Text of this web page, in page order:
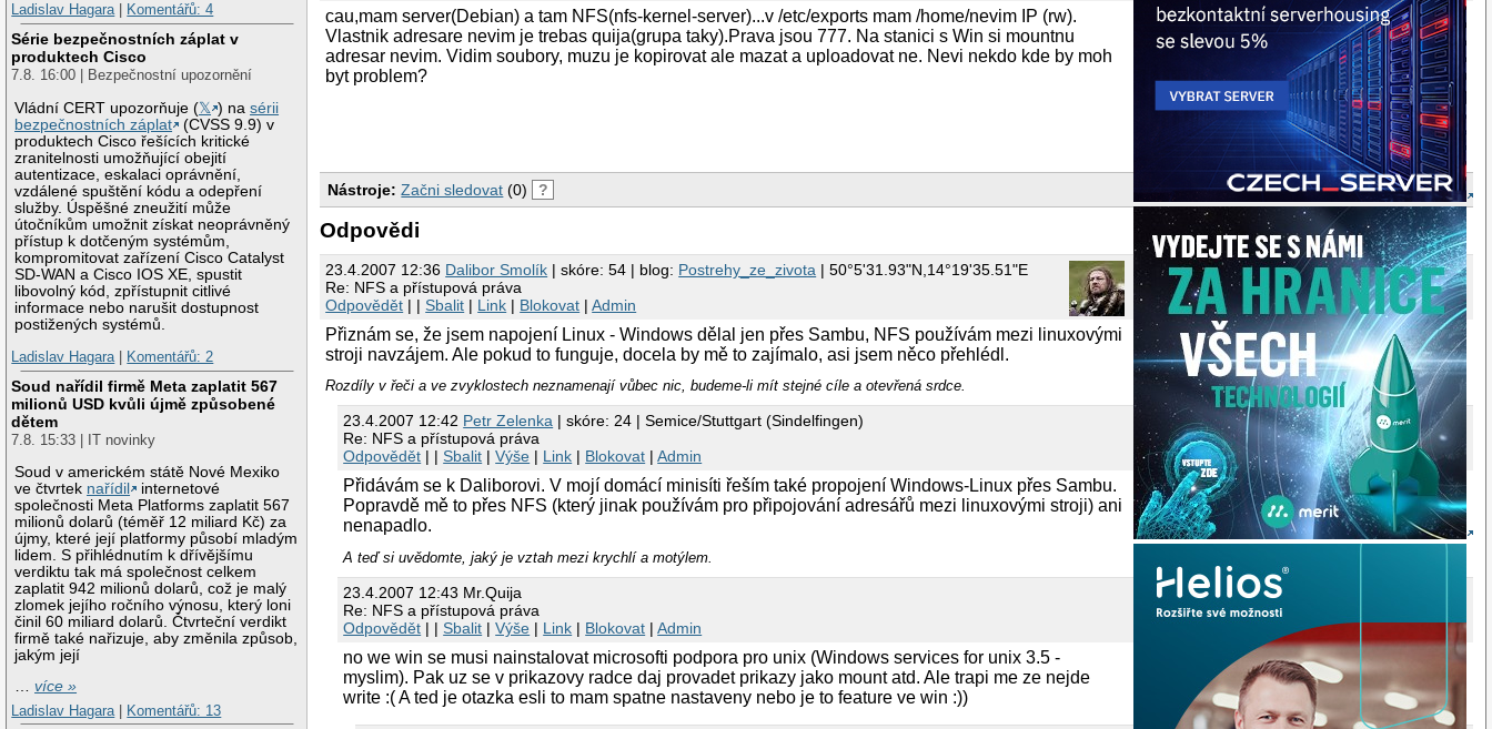
Ladislav Hagara| Komentářů: 4
Série bezpečnostních záplat v
produktech Cisco
7.8. 16:00 | Bezpečnostní upozornění
Vládní CERT upozorňuje (𝕏 ) nasérii
bezpečnostních záplat
(CVSS 9.9) v
produktech Cisco řešících kritické
zranitelnosti umožňující obejití
autentizace, eskalaci oprávnění,
vzdálené spuštění kódu a odepření
služby. Úspěšné zneužití může
útočníkům umožnit získat neoprávněný
přístup k dotčeným systémům,
kompromitovat zařízení Cisco Catalyst
SD-WAN a Cisco IOS XE, spustit
libovolný kód, zpřístupnit citlivé
informace nebo narušit dostupnost
postižených systémů.
Ladislav Hagara| Komentářů: 2
Soud nařídil firmě Meta zaplatit 567
milionů USD kvůli újmě způsobené
dětem
7.8. 15:33 | IT novinky
Soud v americkém státě Nové Mexiko
ve čtvrtek nařídil
internetové
společnosti Meta Platforms zaplatit 567
milionů dolarů (téměř 12 miliard Kč) za
újmy, které její platformy působí mladým
lidem. S přihlédnutím k dřívějšímu
verdiktu tak má společnost celkem
zaplatit 942 milionů dolarů, což je malý
zlomek jejího ročního výnosu, který loni
činil 60 miliard dolarů. Čtvrteční verdikt
firmě také nařizuje, aby změnila způsob,
jakým její
…více »
Ladislav Hagara
Komentářů: 13
cau,mam server(Debian) a tam NFS(nfs-kernel-server)...v /etc/exports mam /home/nevim IP (rw).
Vlastnik adresare nevim je trebas quija(grupa taky).Prava jsou 777. Na stanici s Win si mountnu
adresar nevim. Vidim soubory, muzu je kopirovat ale mazat a uploadovat ne. Nevi nekdo kde by moh
byt problem?
Nástroje: Začni sledovat (0) ?
Odpovědi
23.4.2007 12:36 Dalibor Smolík | skóre: 54 | blog: Postrehy_ze_zivota | 50°5'31.93"N,14°19'35.51"E
Re: NFS a přístupová práva
Odpovědět | |Sbalit | Link | Blokovat |Admin
Přiznám se, že jsem napojení Linux - Windows dělal jen přes Sambu, NFS používám mezi linuxovými
stroji navzájem. Ale pokud to funguje, docela by mě to zajímalo, asi jsem něco přehlédl.
Rozdíly v řeči a ve zvyklostech neznamenají vůbec nic, budeme-li mít stejné cíle a otevřená srdce.
23.4.2007 12:42 Petr Zelenka | skóre: 24 | Semice/Stuttgart (Sindelfingen)
Re: NFS a přístupová práva
Odpovědět | |Sbalit |Výše | Link | Blokovat |Admin
Přidávám se k Daliborovi. V mojí domácí minisíti řeším také propojení Windows-Linux přes Sambu.
Popravdě mě to přes NFS (který jinak používám pro připojování adresářů mezi linuxovými stroji) ani
nenapadlo.
A teď si uvědomte, jaký je vztah mezi krychlí a motýlem.
23.4.2007 12:43 Mr.Quija
Re: NFS a přístupová práva
Odpovědět | |Sbalit |Výše | Link | Blokovat |Admin
no we win se musi nainstalovat microsofti podpora pro unix (Windows services for unix 3.5 -
myslim). Pak uz se v prikazovy radce daj provadet prikazy jako mount atd. Ale trapi me ze nejde
write :( A ted je otazka esli to mam spatne nastaveny nebo je to feature ve win :))